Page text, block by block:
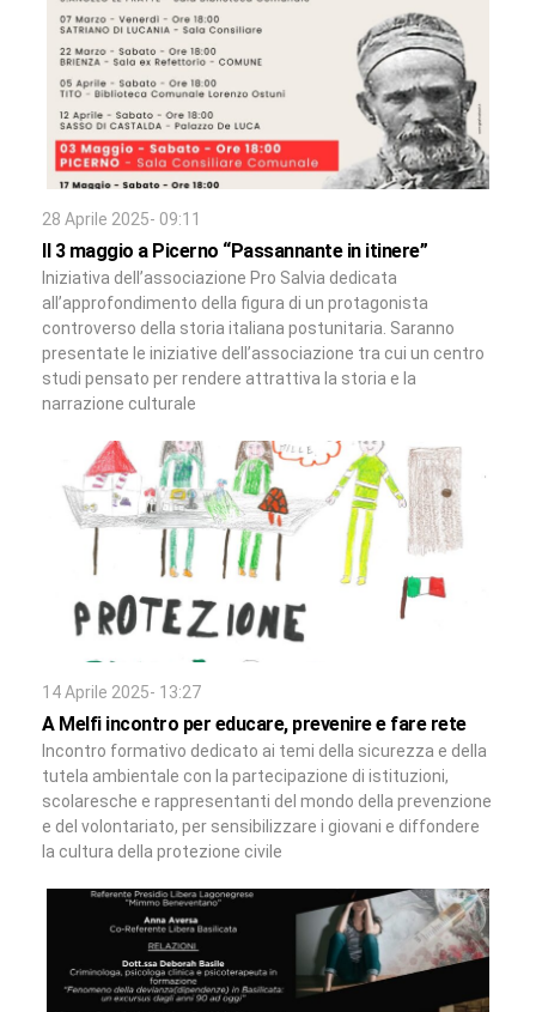
28 Aprile 2025- 09:11
Il 3 maggio a Picerno “Passannante in itinere”
Iniziativa dell’associazione Pro Salvia dedicata
all’approfondimento della figura di un protagonista
controverso della storia italiana postunitaria. Saranno
presentate le iniziative dell’associazione tra cui un centro
studi pensato per rendere attrattiva la storia e la
narrazione culturale
14 Aprile 2025- 13:27
A Melfi incontro per educare, prevenire e fare rete
Incontro formativo dedicato ai temi della sicurezza e della
tutela ambientale con la partecipazione di istituzioni,
scolaresche e rappresentanti del mondo della prevenzione
e del volontariato, per sensibilizzare i giovani e diffondere
la cultura della protezione civile